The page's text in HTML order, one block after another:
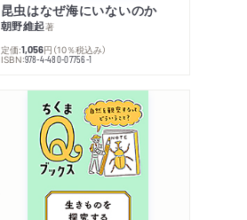
昆虫はなぜ海にいないのか
朝野維起著
定価:1,056円 （10％税込み）
ISBN:978-4-480-07756-1